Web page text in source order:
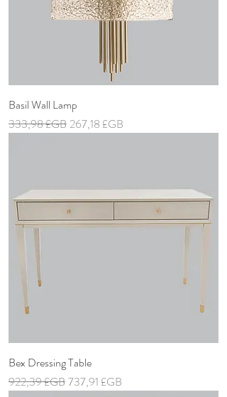
Basil Wall Lamp
Prix original
333,98 £GB Prix promotionnel
267,18 £GB
Bex Dressing Table
Prix original
922,39 £GBPrix promotionnel
737,91 £GB